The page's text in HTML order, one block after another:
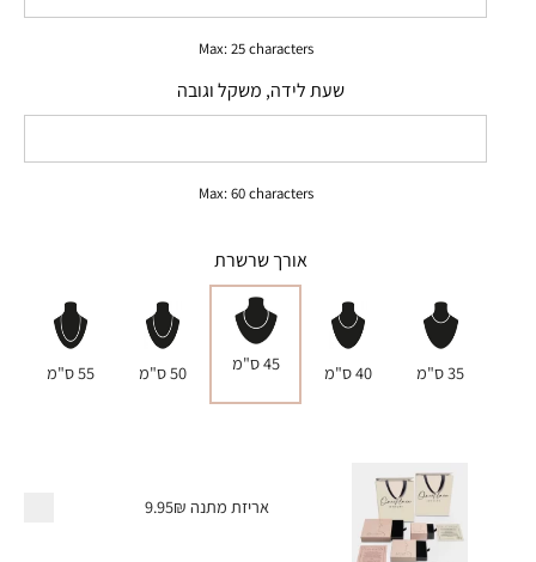
Max: 25 characters
שעת לידה, משקל וגובה
Max: 60 characters
אורך שרשרת
35 ס"מ 40 ס"מ 45 ס"מ 50 ס"מ 55 ס"מ
אריזת מתנה 9.95₪